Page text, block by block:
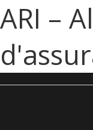
ARI –